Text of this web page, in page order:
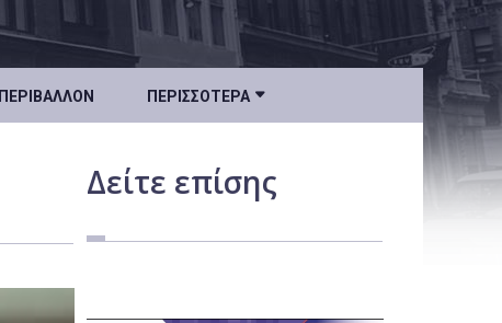
ΠΕΡΙΒΆΛΛΟΝ ΠΕΡΙΣΣΌΤΕΡΑ 
Δείτε επίσης
Πολιτισμός
Υγεία
Ταξίδια
Επιστήμη
Περιβάλλον